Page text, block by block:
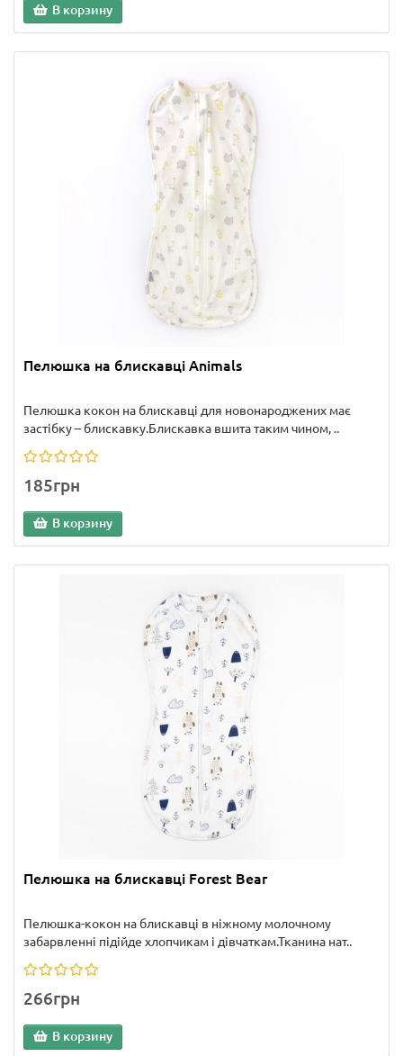
В корзину
Пелюшка на блискавці Animals
Пелюшка кокон на блискавці для новонароджених має
застібку – блискавку.Блискавка вшита таким чином, ..
185грн
В корзину
Пелюшка на блискавці Forest Bear
Пелюшка-кокон на блискавці в ніжному молочному
забарвленні підійде хлопчикам і дівчаткам.Тканина нат..
266грн
В корзину